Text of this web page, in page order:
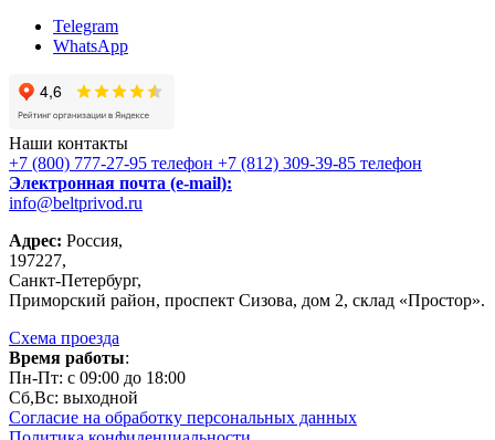
Telegram
WhatsApp
Наши контакты
+7 (800) 777-27-95 телефон +7 (812) 309-39-85 телефон
Электронная почта (e-mail):
info@beltprivod.ru
Адрес: Россия,
197227,
Санкт-Петербург,
Приморский район, проспект Сизова, дом 2, склад «Простор».
Схема проезда
Время работы:
Пн-Пт: c 09:00 до 18:00
Сб,Вc: выходной
Согласие на обработку персональных данных